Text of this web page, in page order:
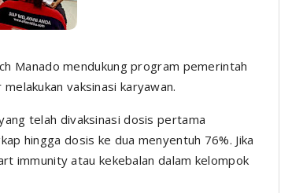
Manado mendukung program pemerintah
vaksinasi karyawan.
telah divaksinasi dosis pertama
hingga dosis ke dua menyentuh 76%. Jika
immunity atau kekebalan dalam kelompok